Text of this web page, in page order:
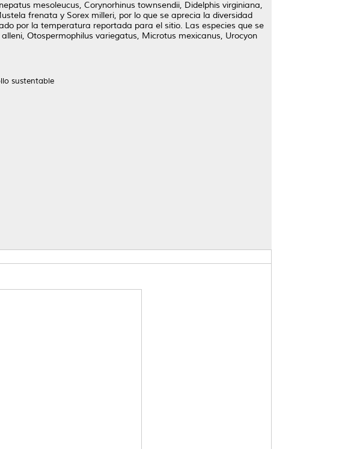
mesoleucus, Corynorhinus townsendii, Didelphis virginiana,
frenata y Sorex milleri, por lo que se aprecia la diversidad
por la temperatura reportada para el sitio. Las especies que se
Otospermophilus variegatus, Microtus mexicanus, Urocyon
sustentable